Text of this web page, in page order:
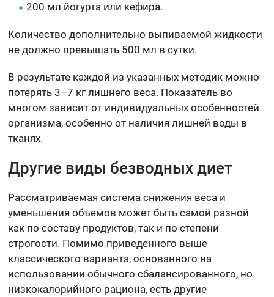
200 мл йогурта или кефира.
Количество дополнительно выпиваемой жидкости
не должно превышать 500 мл в сутки.
В результате каждой из указанных методик можно
потерять 3–7 кг лишнего веса. Показатель во
многом зависит от индивидуальных особенностей
организма, особенно от наличия лишней воды в
тканях.
Другие виды безводных диет
Рассматриваемая система снижения веса и
уменьшения объемов может быть самой разной
как по составу продуктов, так и по степени
строгости. Помимо приведенного выше
классического варианта, основанного на
использовании обычного сбалансированного, но
низкокалорийного рациона, есть другие